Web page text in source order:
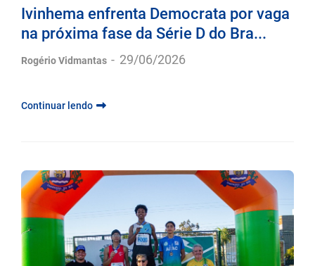
Ivinhema enfrenta Democrata por vaga
na próxima fase da Série D do Bra...
Rogério Vidmantas - 29/06/2026
Continuar lendo